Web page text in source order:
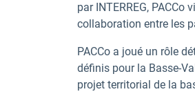
par INTERREG,
collaboration entre les
PACCo a joué un rôle
définis pour la Basse-
projet territorial de la